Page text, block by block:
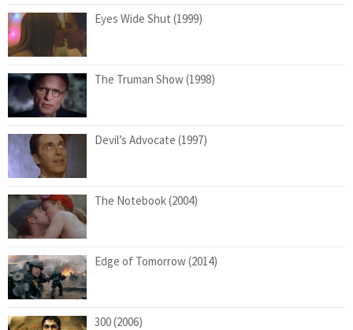
Eyes Wide Shut (1999)
The Truman Show (1998)
Devil’s Advocate (1997)
The Notebook (2004)
Edge of Tomorrow (2014)
300 (2006)